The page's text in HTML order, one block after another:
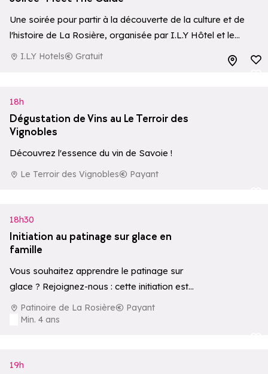
Une soirée pour partir à la découverte de la culture et de
l'histoire de La Rosière, organisée par I.L.Y Hôtel et le
Bureau des Guides de La Rosière.
I.L.Y Hotels Gratuit
Ajouter
18h
Dégustation de Vins au Le Terroir des
Vignobles
Découvrez l'essence du vin de Savoie !
Le Terroir des Vignobles
Payant
18h30
Initiation au patinage sur glace en
famille
Vous souhaitez apprendre le patinage sur
glace ? Rejoignez-nous : cette initiation est
l'occasion de trouver votre équilibre, seul,
entre amis ou…
Patinoire de La Rosière
Payant
Min. 4 ans
19h